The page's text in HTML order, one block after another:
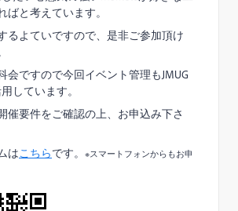
ばと考えています。
るよていですので、是非ご参加頂け
会ですので今回イベント管理もJMUG
しています。
催要件をご確認の上、お申込み下さ
はこちらです。
※スマートフォンからもお申